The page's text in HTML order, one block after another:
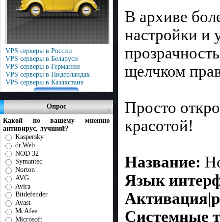
VPS серверы в России
VPS серверы в Беларуси
VPS серверы в Германии
VPS серверы в Нидерландах
VPS серверы в Казахстане
Опрос
Какой по вашему мнению
антивирус, лучший?
Kaspersky
dr.Web
NOD 32
Symantec
Norton
AVG
Avira
Bitdefender
Avast
McAfee
Microsoft
В архиве
настройки и
щелчком
Просто
красотой!
Название:
Язык
Системные